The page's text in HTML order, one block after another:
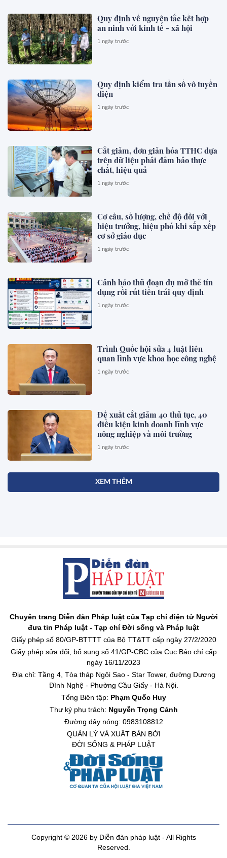
Quy định về nguyên tắc kết hợp
an ninh với kinh tế - xã hội
1 ngày trước
Quy định kiểm tra tần số vô tuyến
điện
1 ngày trước
Cắt giảm, đơn giản hóa TTHC dựa
trên dữ liệu phải đảm bảo thực
chất, hiệu quả
1 ngày trước
Cơ cấu, số lượng, chế độ đối với
hiệu trưởng, hiệu phó khi sắp xếp
cơ sở giáo dục
1 ngày trước
Cảnh báo thủ đoạn dụ mở thẻ tín
dụng rồi rút tiền trái quy định
1 ngày trước
Trình Quốc hội sửa 4 luật liên
quan lĩnh vực khoa học công nghệ
1 ngày trước
Đề xuất cắt giảm 40 thủ tục, 40
điều kiện kinh doanh lĩnh vực
nông nghiệp và môi trường
1 ngày trước
XEM THÊM
Chuyên trang Diễn đàn Pháp luật của Tạp chí điện tử Người
đưa tin Pháp luật - Tạp chí Đời sống và Pháp luật
Giấy phép số 80/GP-BTTTT của Bộ TT&TT cấp ngày 27/2/2020
Giấy phép sửa đổi, bổ sung số 41/GP-CBC của Cục Báo chí cấp
ngày 16/11/2023
Địa chỉ: Tầng 4, Tòa tháp Ngôi Sao - Star Tower, đường Dương
Đình Nghệ - Phường Cầu Giấy - Hà Nội.
Tổng Biên tập: Phạm Quốc Huy
Thư ký phụ trách: Nguyễn Trọng Cảnh
Đường dây nóng: 0983108812
QUẢN LÝ VÀ XUẤT BẢN BỞI
ĐỜI SỐNG & PHÁP LUẬT
Copyright © 2026 by Diễn đàn pháp luật - All Rights
Reserved.